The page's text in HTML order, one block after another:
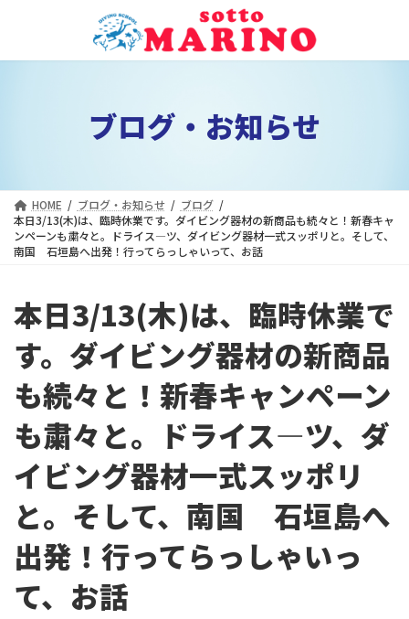
ブログ・お知らせ
HOME ブログ・お知らせ
ブログ
本日3/13(木)は、臨時休業です。ダイビング器材の新商品も続々と！新春キャ
ンペーンも粛々と。ドライス―ツ、ダイビング器材一式スッポリと。そして、
南国 石垣島へ出発！行ってらっしゃいって、お話
本日3/13(木)は、臨時休業で
す。ダイビング器材の新商品
も続々と！新春キャンペーン
も粛々と。ドライス―ツ、ダ
イビング器材一式スッポリ
と。そして、南国 石垣島へ
出発！行ってらっしゃいっ
て、お話